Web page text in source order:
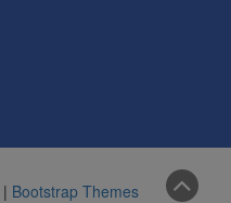
| Bootstrap Themes